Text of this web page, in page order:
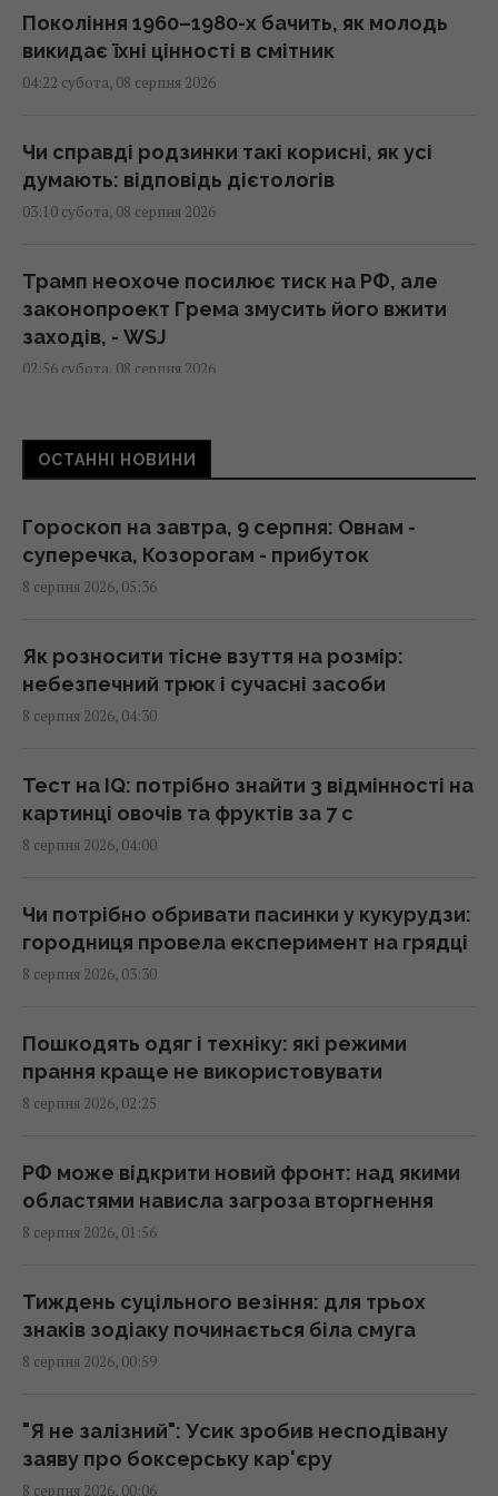
Покоління 1960–1980-х бачить, як молодь
викидає їхні цінності в смітник
04:22 субота, 08 серпня 2026
Чи справді родзинки такі корисні, як усі
думають: відповідь дієтологів
03:10 субота, 08 серпня 2026
Трамп неохоче посилює тиск на РФ, але
законопроект Грема змусить його вжити
заходів, - WSJ
02:56 субота, 08 серпня 2026
Мелоні відреагувала на вимогу Іспанії
щодо прикордонних перевірок у Шенгені
Сонячна електростанція перегородила
давні маршрути тварин: вони знайшли
02:18 субота, 08 серпня 2026
Саудівська Аравія, Пакистан і Туреччина
Reuters
01:44 субота, 08 серпня 2026
про Прагу перед поїздкою
01:15 субота, 08 серпня 2026
ракету для Су-57, - ЗМІ
00:32 субота, 08 серпня 2026
використати його повторно з користю
00:05 субота, 08 серпня 2026
віком 500 000 років: про що він свідчить
23:58 п'ятниця, 07 серпня 2026
Сенатом США законопроєкту щодо санкцій
проти РФ
23:53 п'ятниця, 07 серпня 2026
ОСТАННІ НОВИНИ
Гороскоп на завтра, 9 серпня: Овнам -
суперечка, Козорогам - прибуток
8 серпня 2026, 05:36
Як розносити тісне взуття на розмір:
небезпечний трюк і сучасні засоби
8 серпня 2026, 04:30
Тест на IQ: потрібно знайти 3 відмінності на
картинці овочів та фруктів за 7 с
8 серпня 2026, 04:00
Чи потрібно обривати пасинки у кукурудзи:
городниця провела експеримент на грядці
8 серпня 2026, 03:30
Пошкодять одяг і техніку: які режими
прання краще не використовувати
8 серпня 2026, 02:25
РФ може відкрити новий фронт: над якими
областями нависла загроза вторгнення
8 серпня 2026, 01:56
Тиждень суцільного везіння: для трьох
знаків зодіаку починається біла смуга
8 серпня 2026, 00:59
"Я не залізний": Усик зробив несподівану
заяву про боксерську кар'єру
8 серпня 2026, 00:06